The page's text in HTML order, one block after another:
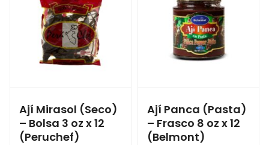
Ají Mirasol (Seco)
– Bolsa 3 oz x 12
(Peruchef)
Ají Panca (Pasta)
– Frasco 8 oz x 12
(Belmont)